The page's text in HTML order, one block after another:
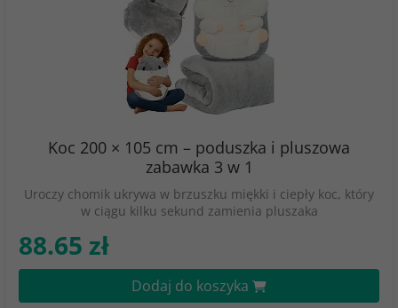
Koc 200 × 105 cm – poduszka i pluszowa
zabawka 3 w 1
Uroczy chomik ukrywa w brzuszku miękki i ciepły koc, który
w ciągu kilku sekund zamienia pluszaka
88.65 zł
Dodaj do koszyka